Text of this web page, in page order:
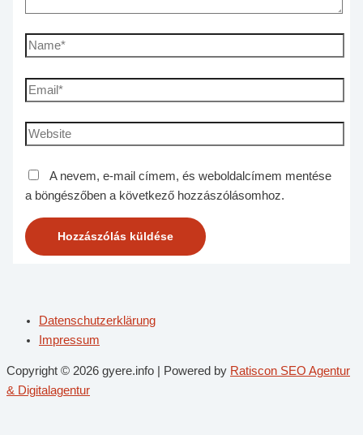
A nevem, e-mail címem, és weboldalcímem mentése
a böngészőben a következő hozzászólásomhoz.
Datenschutzerklärung
Impressum
Copyright © 2026 gyere.info | Powered by Ratiscon SEO Agentur
& Digitalagentur